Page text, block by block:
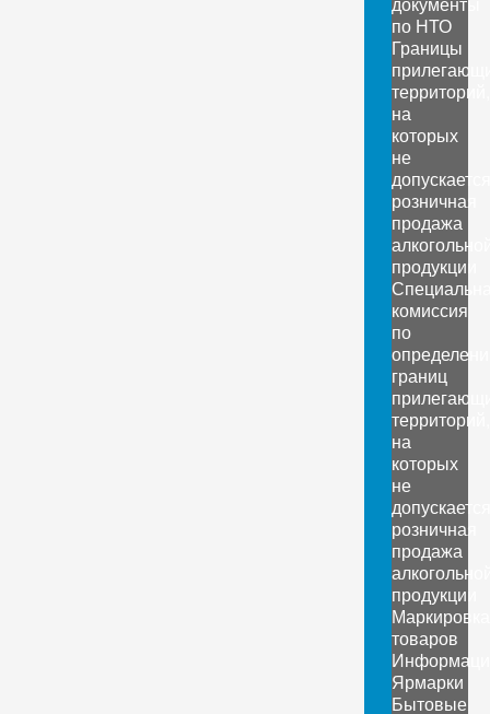
по НТО
Границы
территорий,
на
которых
не
допускается
розничная
продажа
продукции
комиссия
по
границ
территорий,
на
которых
не
допускается
розничная
продажа
продукции
Маркировка
товаров
Ярмарки
Бытовые